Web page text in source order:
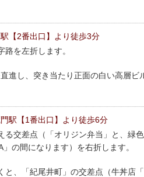
【2番出口】より徒歩3分
を左折します。
進し、突き当たり正面の白い高層ビ
駅【1番出口】より徒歩6分
る交差点（「オリジン弁当」と、緑
の間になります）を右折します。
と、「紀尾井町」の交差点（牛丼店